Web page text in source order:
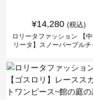
¥14,280 (税込)
ロリータファッション 【
リータ】スノーパープルチ